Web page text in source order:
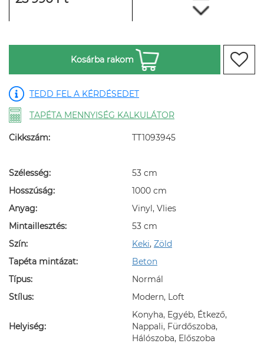
Kosárba rakom
TEDD FEL A KÉRDÉSEDET
TAPÉTA MENNYISÉG KALKULÁTOR
Cikkszám: TT1093945
Szélesség:
53 cm
Hosszúság:
1000 cm
Anyag:
Vinyl, Vlies
Mintaillesztés:
53 cm
Szín:
Keki, Zöld
Tapéta mintázat:
Beton
Típus:
Normál
Stílus:
Modern, Loft
Helyiség:
Konyha, Egyéb, Étkező,
Nappali, Fürdőszoba,
Hálószoba, Előszoba